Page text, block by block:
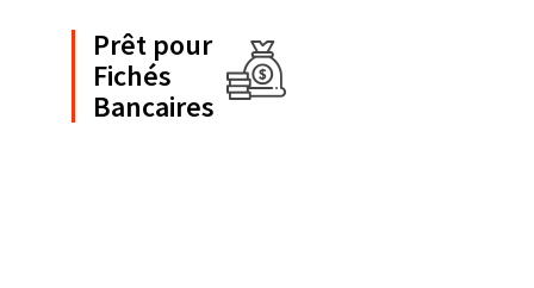
Prêt pour
Fichés
Bancaires